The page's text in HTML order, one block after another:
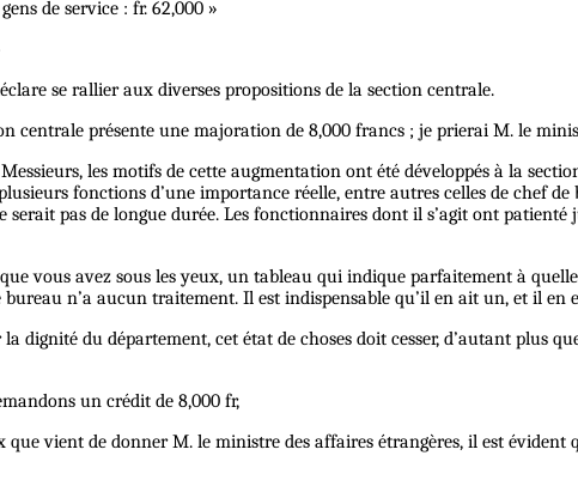
de service : fr. 62,000 »
se rallier aux diverses propositions de la section centrale.
centrale présente une majoration de 8,000 francs ; je prierai M. le
les motifs de cette augmentation ont été développés à la
fonctions d’une importance réelle, entre autres celles de chef
serait pas de longue durée. Les fonctionnaires dont il s’agit ont
vous avez sous les yeux, un tableau qui indique parfaitement à
n’a aucun traitement. Il est indispensable qu’il en ait un, et il en
dignité du département, cet état de choses doit cesser, d’autant plus
un crédit de 8,000 fr,
que vient de donner M. le ministre des affaires étrangères, il est